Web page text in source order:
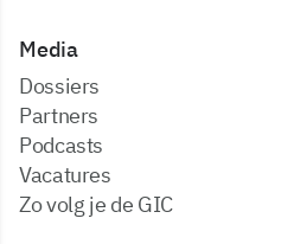
Media
dossiers
partners
podcasts
vacatures
zo volg je de GIC